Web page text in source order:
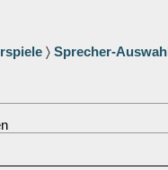
〉 Sprecher-Auswahl